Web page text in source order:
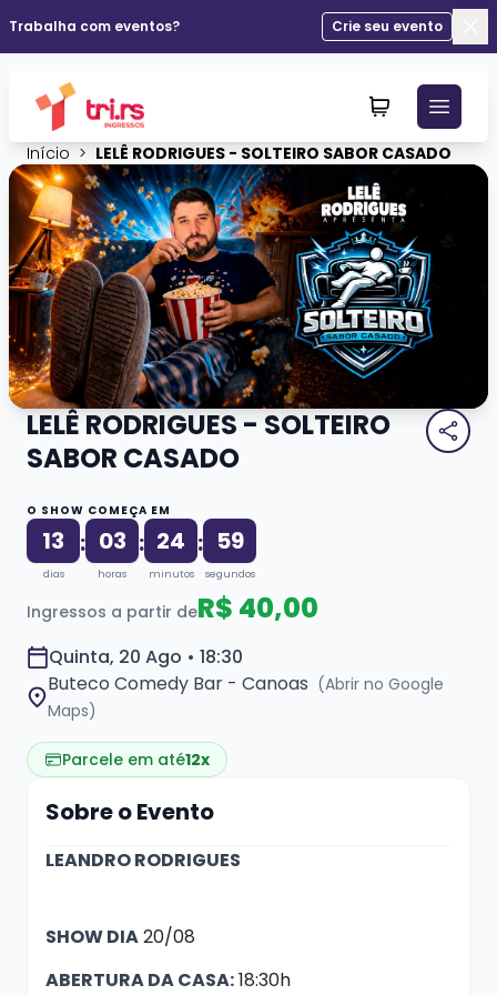
Trabalha com eventos?
Crie seu evento
Início > LELÊ RODRIGUES - SOLTEIRO SABOR CASADO
LELÊ RODRIGUES - SOLTEIRO
SABOR CASADO
O SHOW COMEÇA EM
13
dias
: 03
horas
: 24
minutos
: 58
segundos
Ingressos a partir deR$ 40,00
Quinta, 20 Ago • 18:30
Buteco Comedy Bar - Canoas (Abrir no Google
Maps)
Parcele em até12x
Sobre o Evento
LEANDRO RODRIGUES
SHOW DIA20/08
ABERTURA DA CASA:18:30h